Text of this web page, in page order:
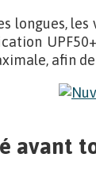
longues,
afin
avant